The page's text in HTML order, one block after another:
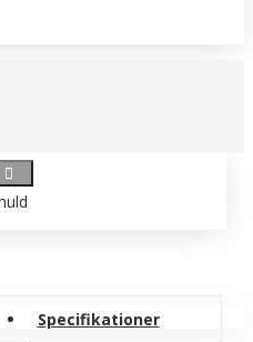
Specifikationer